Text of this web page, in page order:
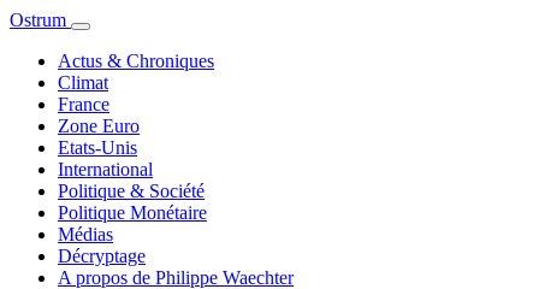
Ostrum
Actus & Chroniques
Climat
France
Zone Euro
Etats-Unis
International
Politique & Société
Politique Monétaire
Médias
Décryptage
A propos de Philippe Waechter